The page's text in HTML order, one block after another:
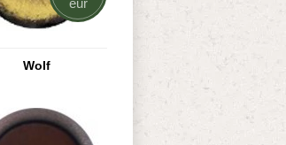
Wolf
eur